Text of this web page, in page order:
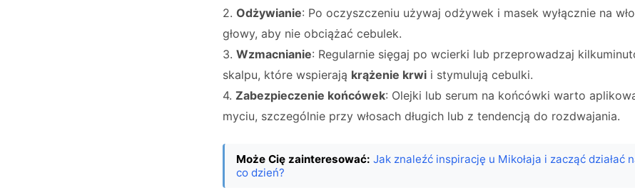
2. Odżywianie: Po oczyszczeniu używaj odżywek i masek wyłącznie na
głowy, aby nie obciążać cebulek.
3. Wzmacnianie: Regularnie sięgaj po wcierki lub przeprowadzaj
skalpu, które wspierają krążenie krwi i stymulują cebulki.
4. Zabezpieczenie końcówek: Olejki lub serum na końcówki warto
myciu, szczególnie przy włosach długich lub z tendencją do rozdwajania.
Może Cię zainteresować: Jak znaleźć inspirację u Mikołaja i zacząć działać
co dzień?